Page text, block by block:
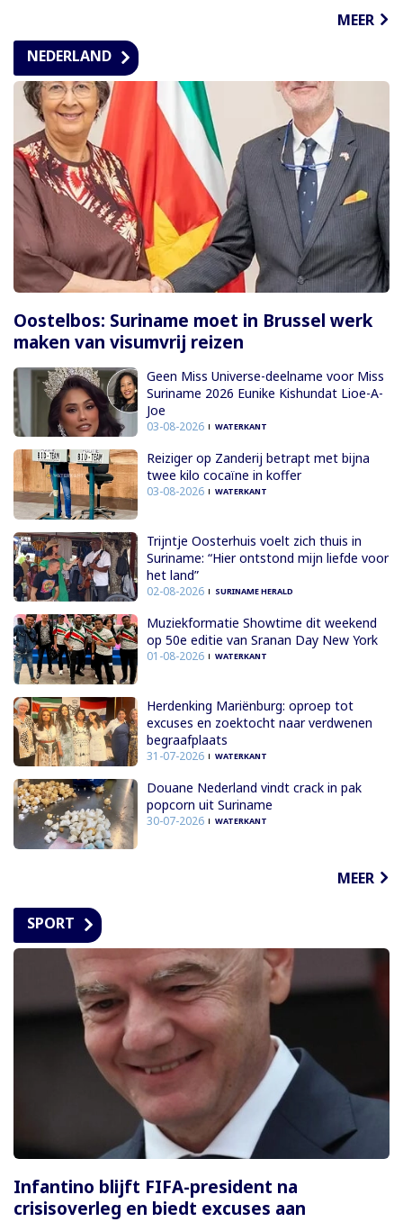
MEER
NEDERLAND
Oostelbos: Suriname moet in Brussel werk
maken van visumvrij reizen
Geen Miss Universe-deelname voor Miss
Suriname 2026 Eunike Kishundat Lioe-A-
Joe
03-08-2026 WATERKANT
Reiziger op Zanderij betrapt met bijna
twee kilo cocaïne in koffer
03-08-2026 WATERKANT
Trijntje Oosterhuis voelt zich thuis in
Suriname: “Hier ontstond mijn liefde voor
het land”
02-08-2026 SURINAME HERALD
Muziekformatie Showtime dit weekend
op 50e editie van Sranan Day New York
01-08-2026 WATERKANT
Herdenking Mariënburg: oproep tot
excuses en zoektocht naar verdwenen
begraafplaats
31-07-2026 WATERKANT
Douane Nederland vindt crack in pak
popcorn uit Suriname
30-07-2026 WATERKANT
MEER
SPORT
Infantino blijft FIFA-president na
crisisoverleg en biedt excuses aan